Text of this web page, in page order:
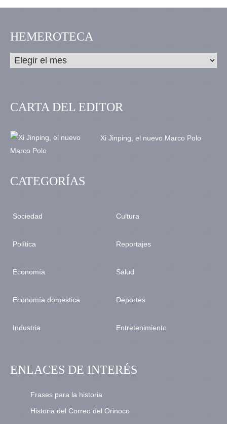
HEMEROTECA
CARTA DEL EDITOR
Xi Jinping, el nuevo Marco Polo
CATEGORÍAS
Sociedad
Política
Economía
Economía domestica
Industria
Cultura
Reportajes
Salud
Deportes
Entretenimiento
ENLACES DE INTERÉS
Frases para la historia
Historia del Correo del Orinoco